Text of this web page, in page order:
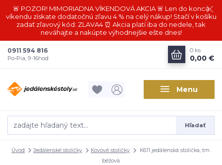
🚨 POZOR! MIMORIADNA VÍKENDOVÁ AKCIA 🚨 Len do konca
víkendu získate dodatočnú zľavu 4 % na celý nákup! Stačí v košíku
zadať zľavový kód: ZLAVA4 ⏰ Akcia platí iba do nedele, tak
neváhajte a nakúpte výhodnejšie ešte dnes!
Menu
Hľadať
0911 594 816
Po-Pia, 9-16hod
0 ks
0,00 €
Úvod Jedálenské stoličky Kovové stoličky
K611 jedálenská stolička, tm.
béžová